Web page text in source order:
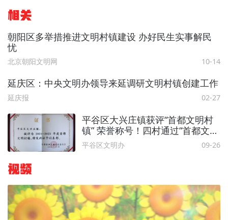
相关
朝阳区多举措推进文明村镇建设 办好民生实事解民
忧
北京朝阳文明网 10-14
延庆区：中央文明办领导来延调研文明村镇创建工作
延庆报 02-27
平谷区大兴庄镇获评“首都文明村
镇” 荣誉称号！四村通过“首都文明
村镇”荣誉称号复评！
平谷区文明办 09-26
视频